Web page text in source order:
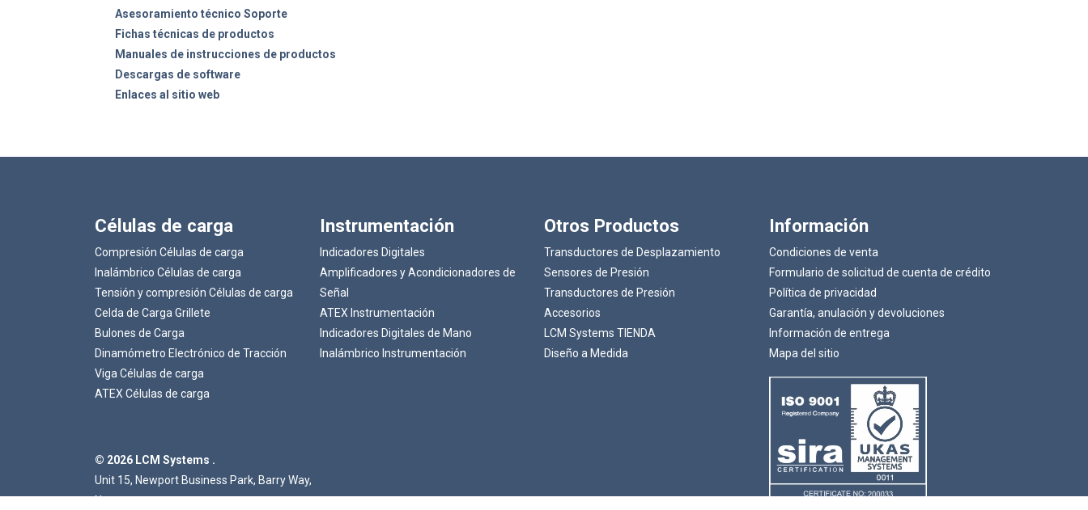
Asesoramiento técnico Soporte
Fichas técnicas de productos
Manuales de instrucciones de productos
Descargas de software
Enlaces al sitio web
Células de carga
Compresión Células de carga
Inalámbrico Células de carga
Tensión y compresión Células de carga
Celda de Carga Grillete
Bulones de Carga
Dinamómetro Electrónico de Tracción
Viga Células de carga
ATEX Células de carga
© 2026 LCM Systems .
Unit 15, Newport Business Park, Barry Way,
Newport
Instrumentación
Indicadores Digitales
Amplificadores y Acondicionadores de
Señal
ATEX Instrumentación
Indicadores Digitales de Mano
Inalámbrico Instrumentación
Otros Productos
Transductores de Desplazamiento
Sensores de Presión
Transductores de Presión
Accesorios
LCM Systems TIENDA
Diseño a Medida
Información
Condiciones de venta
Formulario de solicitud de cuenta de crédito
Política de privacidad
Garantía, anulación y devoluciones
Información de entrega
Mapa del sitio